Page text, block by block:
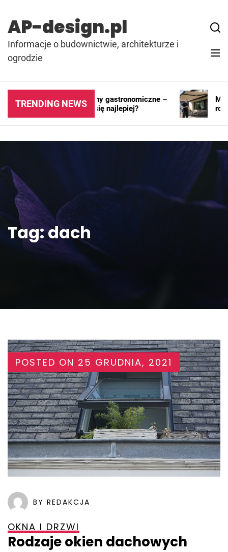
content
AP-design.pl
Informacje o budownictwie, architekturze i
ogrodzie
TRENDING NEWS
Kontenery i pawilony gastronomiczne –
gdzie sprawdzają się najlepiej?
Tag:dach
POSTED ON 25 GRUDNIA, 2021
BY REDAKCJA
OKNA I DRZWI
Rodzaje okien dachowych